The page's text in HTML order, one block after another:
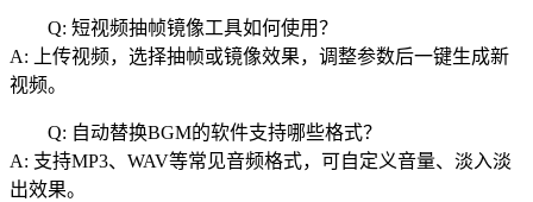
Q: 短视频抽帧镜像工具如何使用？
A: 上传视频，选择抽帧或镜像效果，调整参数后一键生成新
视频。
Q: 自动替换BGM的软件支持哪些格式？
A: 支持MP3、WAV等常见音频格式，可自定义音量、淡入淡
出效果。